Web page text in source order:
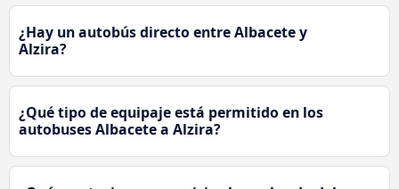
¿Hay un autobús directo entre Albacete y
Alzira?
¿Qué tipo de equipaje está permitido en los
autobuses Albacete a Alzira?